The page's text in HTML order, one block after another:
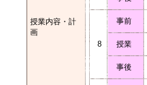
授業内容・計
画
8
事前
授業
事後